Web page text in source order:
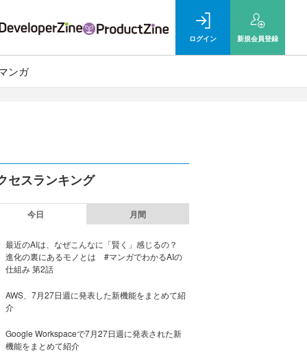
ログイン 新規会員登録
ンガ
セスランキング
今日 月間
最近のAIは、なぜこんなに「賢く」感じるの？
進化の裏にあるモノとは #マンガでわかるAIの
仕組み 第2話
AWS、7月27日週に発表した新機能をまとめて紹
介
Google Workspaceで7月27日週に発表された新
機能をまとめて紹介